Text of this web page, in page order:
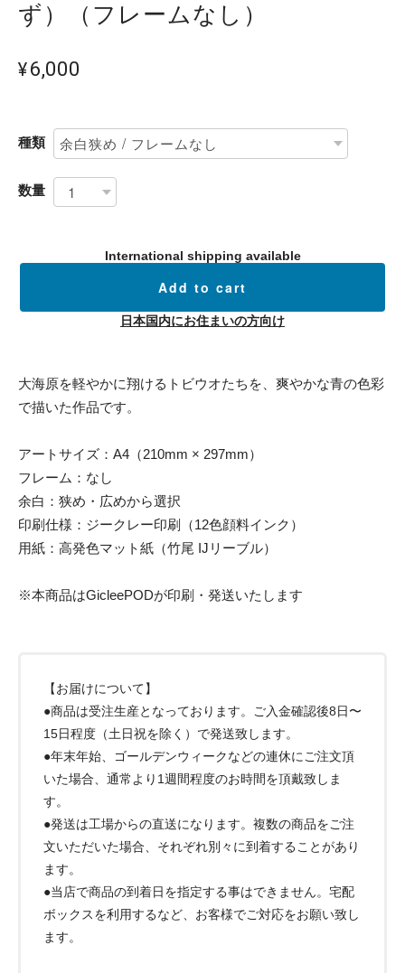
ず）（フレームなし）
¥6,000
種類
数量
International shipping available
Add to cart
日本国内にお住まいの方向け
大海原を軽やかに翔けるトビウオたちを、爽やかな青の色彩
で描いた作品です。
アートサイズ：A4（210mm × 297mm）
フレーム：なし
余白：狭め・広めから選択
印刷仕様：ジークレー印刷（12色顔料インク）
用紙：高発色マット紙（竹尾 IJリーブル）
※本商品はGicleePODが印刷・発送いたします
【お届けについて】
●商品は受注生産となっております。ご入金確認後8日〜
15日程度（土日祝を除く）で発送致します。
●年末年始、ゴールデンウィークなどの連休にご注文頂
いた場合、通常より1週間程度のお時間を頂戴致しま
す。
●発送は工場からの直送になります。複数の商品をご注
文いただいた場合、それぞれ別々に到着することがあり
ます。
●当店で商品の到着日を指定する事はできません。宅配
ボックスを利用するなど、お客様でご対応をお願い致し
ます。